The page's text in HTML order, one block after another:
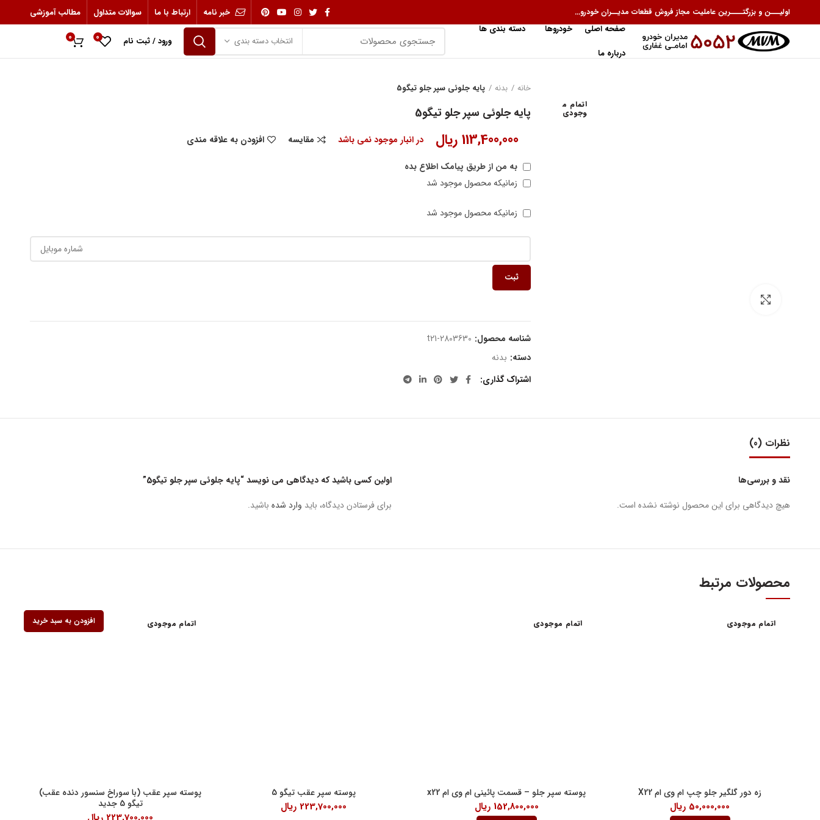
اولیـــن و بزرگتــــرین عاملیت مجاز فروش قطعات مدیــران خودرو... خبر نامه ارتباط با ما سوالات متداول
مطالب آموزشی
صفحه اصلی
خودروها
دسته بندی ها
درباره ما
انتخاب دسته بندی ورود / ثبت نام 0
0
اتمام م
وجودی
خانه بدنه پایه جلوئی سپر جلو تیگو5
پایه جلوئی سپر جلو تیگو5
113,400,000 ریال در انبار موجود نمی باشد مقایسه
افزودن به علاقه مندی
به من از طریق پیامک اطلاع بده
زمانیکه محصول موجود شد
زمانیکه محصول موجود شد
ثبت
شناسه محصول: t21-2803630
دسته: بدنه
اشتراک گذاری
نظرات (0)
نقد و بررسی‌ها
هیچ دیدگاهی برای این محصول نوشته نشده است.
اولین کسی باشید که دیدگاهی می نویسد “پایه جلوئی سپر جلو تیگو5”
برای فرستادن دیدگاه، باید وارد شدهباشید.
محصولات مرتبط
اتمام موجودی
زه دور گلگیر جلو چپ ام وی ام X22
50,000,000 ریال
اتمام موجودی
پوسته سپر جلو – قسمت پائینی ام وی ام x22
152,800,000 ریال
پوسته سپر عقب تیگو 5
223,700,000 ریال
افزودن به سبد خرید اتمام موجودی
پوسته سپر عقب (با سوراخ سنسور دنده عقب)
تیگو 5 جدید
پنچشنبه ها 9 الی 14:30